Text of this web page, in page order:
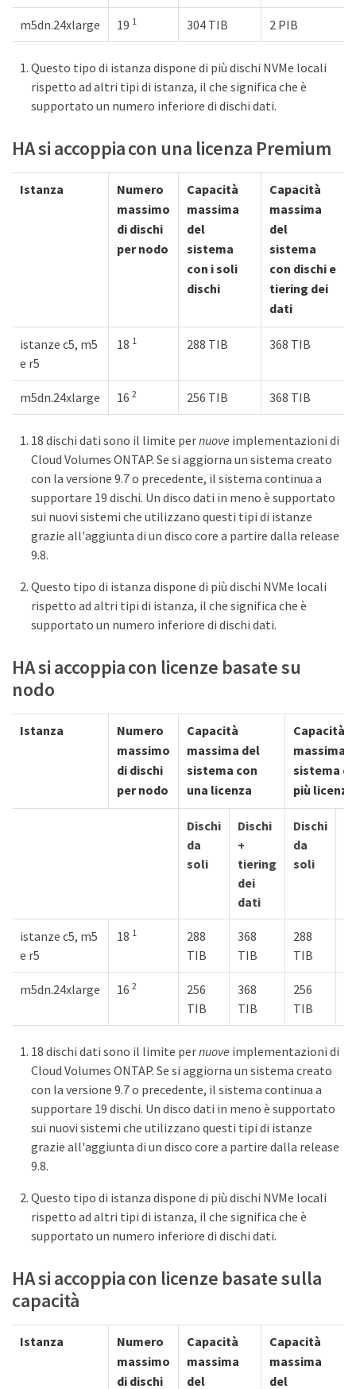
m5dn.24xlarge 19 1 304 TIB 2 PIB
Questo tipo di istanza dispone di più dischi NVMe locali
rispetto ad altri tipi di istanza, il che significa che è
supportato un numero inferiore di dischi dati.
HA si accoppia con una licenza Premium
Istanza
Numero
massimo
di dischi
per nodo
Capacità
massima
del
sistema
con i soli
dischi
Capacità
massima
del
sistema
con dischi e
tiering dei
dati
istanze c5, m5
e r5
18 1 288 TIB 368 TIB
m5dn.24xlarge 16 2 256 TIB 368 TIB
18 dischi dati sono il limite pernuove implementazioni di
Cloud Volumes ONTAP. Se si aggiorna un sistema creato
con la versione 9.7 o precedente, il sistema continua a
supportare 19 dischi. Un disco dati in meno è supportato
sui nuovi sistemi che utilizzano questi tipi di istanze
grazie all'aggiunta di un disco core a partire dalla release
9.8.
Questo tipo di istanza dispone di più dischi NVMe locali
rispetto ad altri tipi di istanza, il che significa che è
supportato un numero inferiore di dischi dati.
HA si accoppia con licenze basate su
nodo
Istanza
Numero
massimo
di dischi
per nodo
Capacità
massima del
sistema con
una licenza
Capacità
massima
sistema
più licenze
Dischi
da
soli
Dischi
+
tiering
dei
dati
Dischi
da
soli
istanze c5, m5
e r5
18 1
288
TIB
368
TIB
288
TIB
m5dn.24xlarge 16 2
256
TIB
368
TIB
256
TIB
18 dischi dati sono il limite pernuove implementazioni di
Cloud Volumes ONTAP. Se si aggiorna un sistema creato
con la versione 9.7 o precedente, il sistema continua a
supportare 19 dischi. Un disco dati in meno è supportato
sui nuovi sistemi che utilizzano questi tipi di istanze
grazie all'aggiunta di un disco core a partire dalla release
9.8.
Questo tipo di istanza dispone di più dischi NVMe locali
rispetto ad altri tipi di istanza, il che significa che è
supportato un numero inferiore di dischi dati.
HA si accoppia con licenze basate sulla
capacità
Istanza
Numero
massimo
di dischi
Capacità
massima
del
Capacità
massima
del